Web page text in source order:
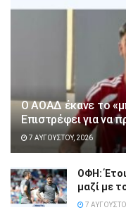
Ο ΑΟΑΔ έκανε το
Επιστρέφει για να
7 ΑΥΓΟΎΣΤΟΥ, 2026
ΟΦΗ:
μαζί με
7